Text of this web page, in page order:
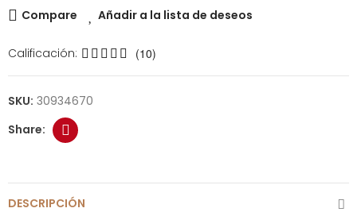
Compare Añadir a la lista de deseos
Calificación: (10)
SKU: 30934670
DESCRIPCIÓN